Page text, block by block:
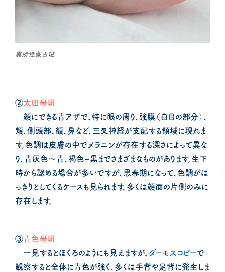
異所性蒙古斑
②太田母斑
顔にできる青アザで、特に眼の周り、強膜（白目の部分）、
頬、側頭部、額、鼻など、三叉神経が支配する領域に現れま
す。色調は皮膚の中でメラニンが存在する深さによって異な
り、青灰色～青、褐色~黒までさまざまなものがあります。生下
時から認める場合が多いですが、思春期になって、色調がは
っきりとしてくるケースも見られます。多くは顔面の片側のみに
存在します。
③青色母斑
一見するとほくろのようにも見えますが、 ダーモスコピーで
観察すると全体に青色が強く、多くは手背や足背に発生しま